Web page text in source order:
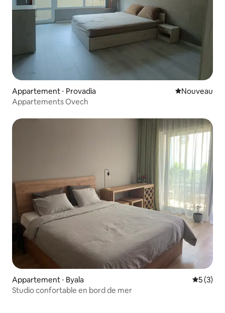
Appartement ⋅ Provadia Nouvel
Nouveau
Appartements Ovech
Appartement ⋅ Byala
5 (3)
Studio confortable en bord de mer